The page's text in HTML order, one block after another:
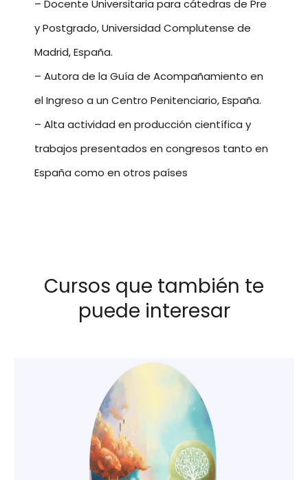
– Docente Universitaria para cátedras de Pre
y Postgrado, Universidad Complutense de
Madrid, España.
– Autora de la Guía de Acompañamiento en
el Ingreso a un Centro Penitenciario, España.
– Alta actividad en producción científica y
trabajos presentados en congresos tanto en
España como en otros países
Cursos que también te
puede interesar